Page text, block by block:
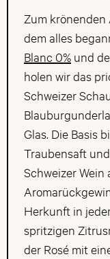
Zum krönenden
dem alles
Blanc 0% und
holen wir das
Schweizer
Glas. Die Basis
Traubensaft
Schweizer
Herkunft in
spritzigen
der Rosé mit